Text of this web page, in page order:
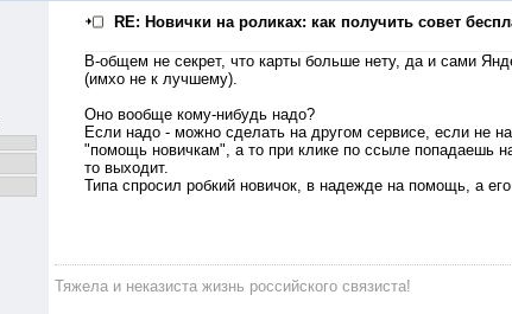
RE: Новички на роликах: как получить совет
В-общем не секрет, что карты больше нету, да и сами
(имхо не к лучшему).
Оно вообще кому-нибудь надо?
Если надо - можно сделать на другом сервисе, если не
"помощь новичкам", а то при клике по ссыле попадаешь на
то выходит.
Типа спросил робкий новичок, в надежде на помощь, а его
Тяжела и неказиста жизнь российского связиста!